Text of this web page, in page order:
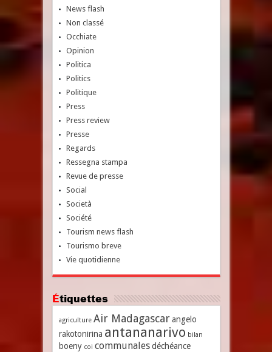
News flash
Non classé
Occhiate
Opinion
Politica
Politics
Politique
Press
Press review
Presse
Regards
Ressegna stampa
Revue de presse
Social
Società
Société
Tourism news flash
Tourismo breve
Vie quotidienne
Étiquettes
agriculture Air Madagascar angelo
rakotonirina antananarivo bilan
boeny coi communales déchéance